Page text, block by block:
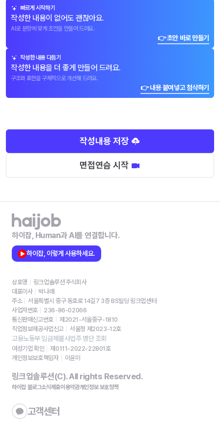
빠르게 시작하기
작성한 내용이 없어도 괜찮아요.
AI로 문항에 맞게 초안을 만들어 드려요.
👉 초안 바로 만들기
작성한 내용 다듬기
작성한 내용을 더 좋게 만들어 드려요.
구조와 표현을 구체적으로 개선해 드려요.
👉 내용 붙여넣고 첨삭하기
작성내용 저장
면접연습 시작
하이잡, Human과 AI를 연결합니다.
하이잡, 이렇게 사용하세요.
상호명
링크업솔루션 주식회사
대표이사
박나래
주소
서울특별시 중구 동호로 14길7 3층 BS빌딩 링크업센터
사업자번호
236-86-02066
통신판매신고번호
제2021-서울중구-1810
직업정보제공사업신고
서울청 제2023-12호
고용노동부 임금체불사업주 명단 조회
여성기업 확인
제0111-2022-22801호
개인정보보호책임자
이윤미
링크업솔루션(C). All rights Reserved.
하이잡 블로그소식제휴이용약관개인정보 보호정책
고객센터